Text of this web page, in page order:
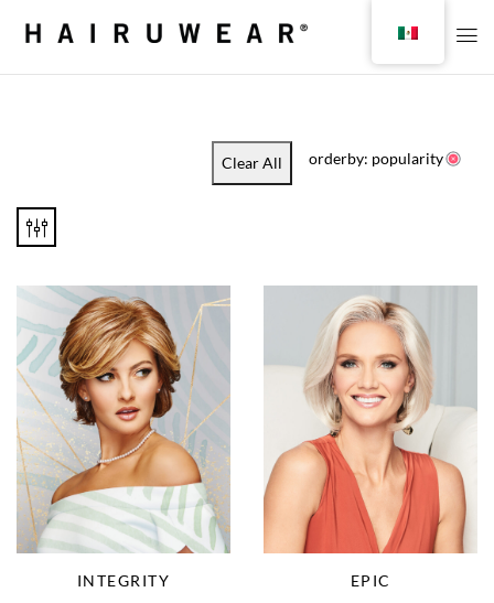
Clear All orderby: popularity
INTEGRITY EPIC